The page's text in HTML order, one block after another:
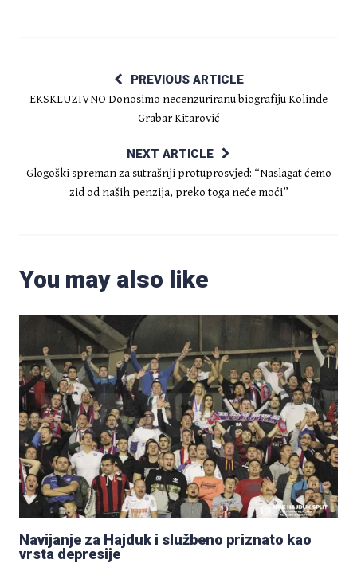
PREVIOUS ARTICLE
EKSKLUZIVNO Donosimo necenzuriranu biografiju Kolinde
Grabar Kitarović
NEXT ARTICLE
Glogoški spreman za sutrašnji protuprosvjed: “Naslagat ćemo
zid od naših penzija, preko toga neće moći”
You may also like
Navijanje za Hajduk i službeno priznato kao
vrsta depresije